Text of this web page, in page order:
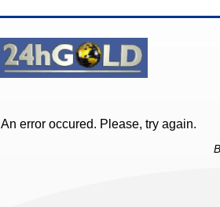
An error occured. Please, try again.